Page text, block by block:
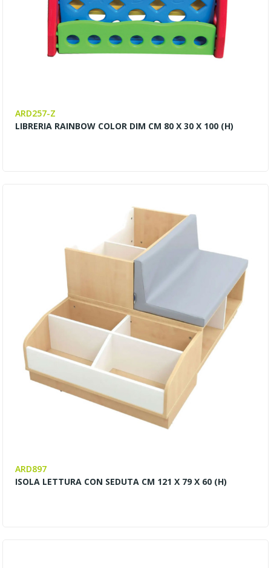
ARD257-Z
LIBRERIA RAINBOW COLOR DIM CM 80 X 30 X 100 (H)
ARD897
ISOLA LETTURA CON SEDUTA CM 121 X 79 X 60 (H)